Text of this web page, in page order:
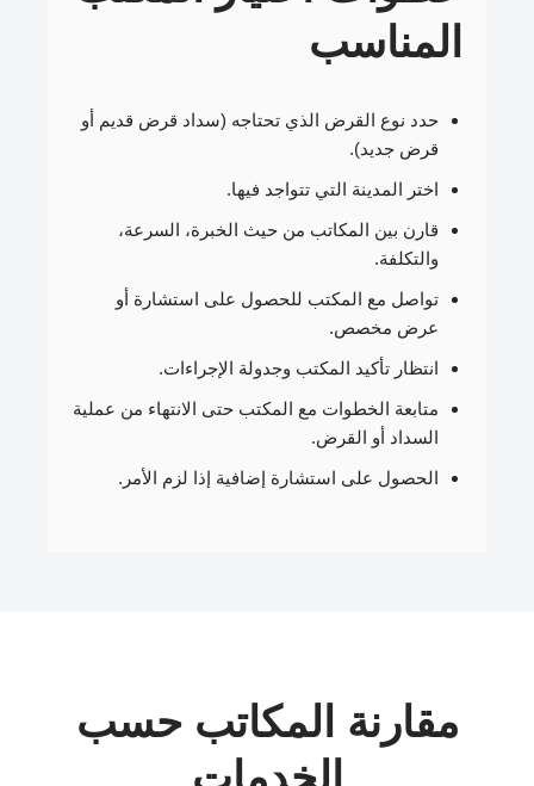
المناسب
حدد نوع القرض الذي تحتاجه (سداد قرض قديم أو
قرض جديد).
اختر المدينة التي تتواجد فيها.
قارن بين المكاتب من حيث الخبرة، السرعة،
والتكلفة.
تواصل مع المكتب للحصول على استشارة أو
عرض مخصص.
انتظار تأكيد المكتب وجدولة الإجراءات.
متابعة الخطوات مع المكتب حتى الانتهاء من عملية
السداد أو القرض.
الحصول على استشارة إضافية إذا لزم الأمر.
مقارنة المكاتب حسب